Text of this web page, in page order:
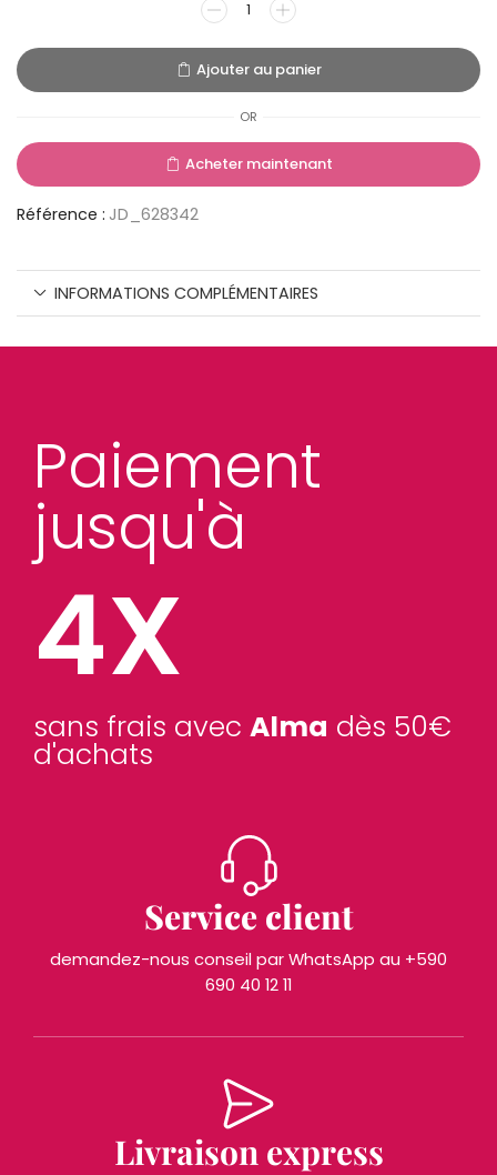
Ajouter au panier
OR
Acheter maintenant
Référence : JD_628342
INFORMATIONS COMPLÉMENTAIRES
Paiement
jusqu'à
4X
sans frais avec Alma dès 50€
d'achats
Service client
demandez-nous conseil par WhatsApp au +590
690 40 12 11
Livraison express